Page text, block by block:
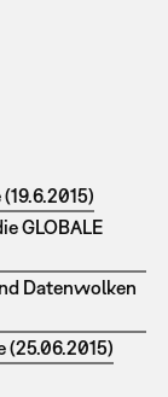
GLOBALE
Datenwolken
(25.06.2015)